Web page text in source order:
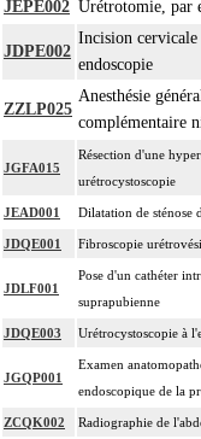
JEPE002 Urétrotomie, par
JDPE002
Incision
endoscopie
ZZLP025
Anesthésie
complémentaire
JGFA015
Résection d'une
urétrocystoscopie
JEAD001 Dilatation de sténose
JDQE001 Fibroscopie
JDLF001
Pose d'un cathéter
suprapubienne
JDQE003 Urétrocystoscopie à
JGQP001
Examen
endoscopique de la
ZCQK002 Radiographie de